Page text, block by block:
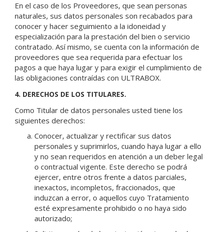
En el caso de los Proveedores, que sean personas
naturales, sus datos personales son recabados para
conocer y hacer seguimiento a la idoneidad y
especialización para la prestación del bien o servicio
contratado. Así mismo, se cuenta con la información de
proveedores que sea requerida para efectuar los
pagos a que haya lugar y para exigir el cumplimiento de
las obligaciones contraídas con ULTRABOX.
4. DERECHOS DE LOS TITULARES.
Como Titular de datos personales usted tiene los
siguientes derechos:
Conocer, actualizar y rectificar sus datos
personales y suprimirlos, cuando haya lugar a ello
y no sean requeridos en atención a un deber legal
o contractual vigente. Este derecho se podrá
ejercer, entre otros frente a datos parciales,
inexactos, incompletos, fraccionados, que
induzcan a error, o aquellos cuyo Tratamiento
esté expresamente prohibido o no haya sido
autorizado;